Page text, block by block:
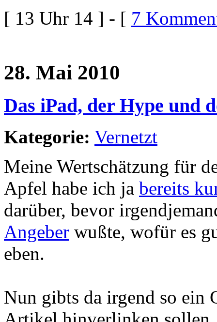
[ 13 Uhr 14 ] - [ 7
28. Mai 2010
Das iPad, der Hype und
Kategorie: Vernetzt
Meine Wertschätzung für
Apfel habe ich ja bereits
darüber, bevor
Angeber wußte, wofür es
eben.
Nun gibts da irgend so ein